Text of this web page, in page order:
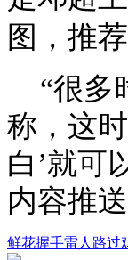
图，推
“很多
称，这
白’就可
内容推
鲜花握手雷人 路过